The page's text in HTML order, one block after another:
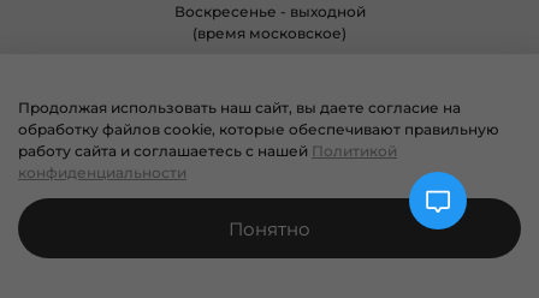
Воскресенье - выходной
(время московское)
© 2004 - 2025 Магазин неформальной одежды «Позитиф» все права
защищены.
Продолжая использовать наш сайт, вы даете согласие на
обработку файлов cookie, которые обеспечивают правильную
работу сайта и соглашаетесь с нашей Политикой
конфиденциальности
Понятно